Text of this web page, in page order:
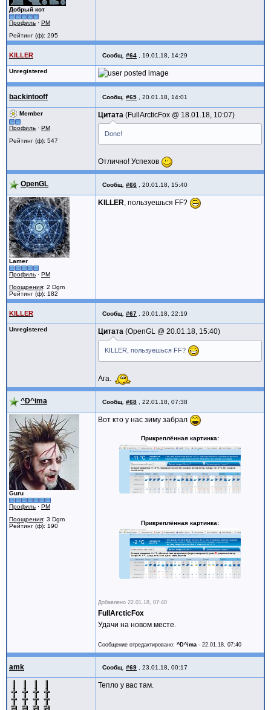
Добрый кот
Профиль · PM
Рейтинг (ф): 295
KILLER Сообщ. #64 19.01.18, 14:29
Unregistered
backintooff Сообщ. #65 20.01.18, 14:01
Member
Профиль · PM
Рейтинг (ф): 547
Цитата FullArcticFox @ 18.01.18, 10:07
Done!
Отлично! Успехов
OpenGL Сообщ. #66 20.01.18, 15:40
Lamer
Профиль · PM
Поощрения: 2 Dgm
Рейтинг (ф): 182
KILLER, пользуешься FF?
KILLER Сообщ. #67 20.01.18, 22:19
Unregistered Цитата OpenGL @ 20.01.18, 15:40
KILLER, пользуешься FF?
Ага.
^D^ima Сообщ. #68 22.01.18, 07:38
Guru
Профиль · PM
Поощрения: 3 Dgm
Рейтинг (ф): 190
Вот кто у нас зиму забрал
Прикреплённая картинка
Прикреплённая картинка
Добавлено 22.01.18, 07:40
FullArcticFox
Удачи на новом месте.
Сообщение отредактировано: ^D^ima - 22.01.18, 07:40
amk Сообщ. #69 23.01.18, 00:17
Тепло у вас там.